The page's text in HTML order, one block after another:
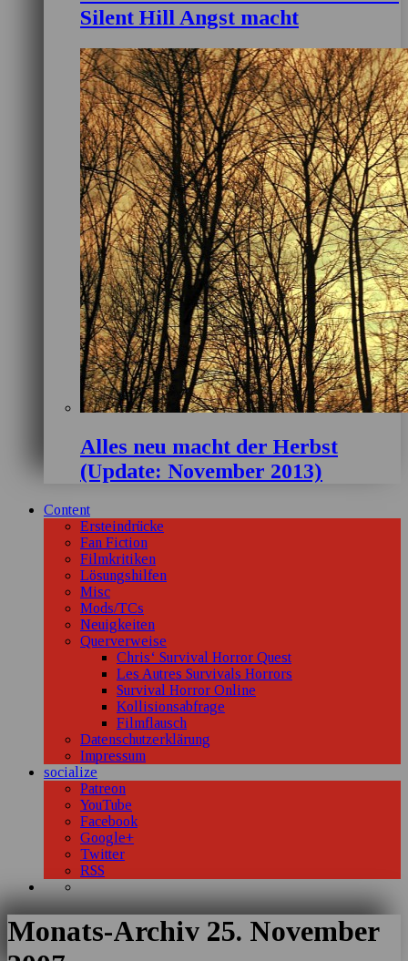
Silent Hill Angst macht
Alles neu macht der Herbst
(Update: November 2013)
Content
Ersteindrücke
Fan Fiction
Filmkritiken
Lösungshilfen
Misc
Mods/TCs
Neuigkeiten
Querverweise
Chris‘ Survival Horror Quest
Les Autres Survivals Horrors
Survival Horror Online
Kollisionsabfrage
Filmflausch
Datenschutzerklärung
Impressum
socialize
Patreon
YouTube
Facebook
Google+
Twitter
RSS
Monats-Archiv 25. November